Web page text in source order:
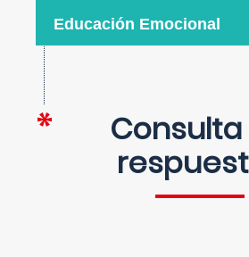
Educación Emocional
Consulta